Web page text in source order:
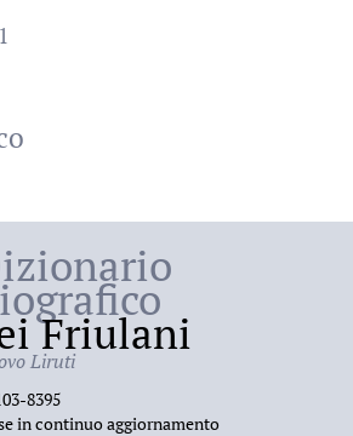
Friulani
Liruti
8395
in continuo aggiornamento